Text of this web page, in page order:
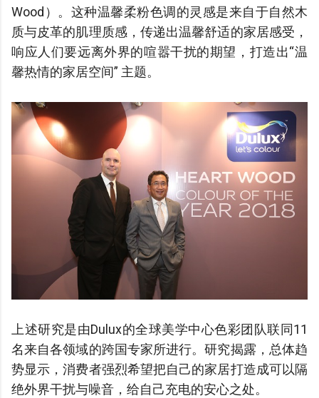
Wood）。 这种温馨柔粉色调的灵感是来自于自然木
质与皮革的肌理质感，传递出温馨舒适的家居感受，
响应人们要远离外界的喧嚣干扰的期望，打造出“温
馨热情的家居空间” 主题。
上述研究是由Dulux的全球美学中心色彩团队联同11
名来自各领域的跨国专家所进行。研究揭露，总体趋
势显示，消费者强烈希望把自己的家居打造成可以隔
绝外界干扰与噪音，给自己充电的安心之处。